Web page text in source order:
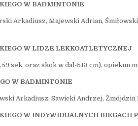
W BADMINTONIE
Arkadiusz, Majewski Adrian,
W LIDZE LEKKOATLETYCZNEJ
sek. oraz skok w dal-513 cm), opiekun
W BADMINTONIE
Arkadiusz, Sawicki Andrzej,
W INDYWIDUALNYCH BIEGACH